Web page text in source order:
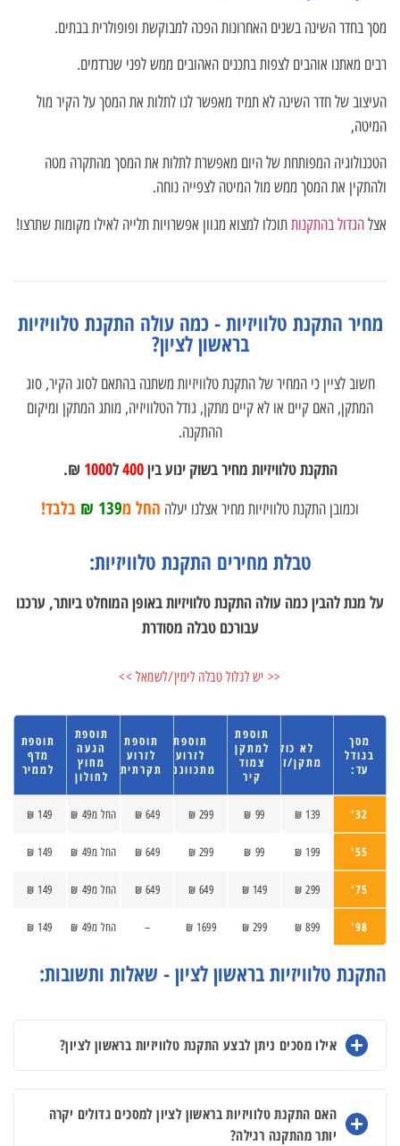
מסך בחדר השינה בשנים האחרונות הפכה למבוקשת ופופולרית בבתים.
רבים מאתנו אוהבים לצפות בתכנים האהובים ממש לפני שנרדמים.
העיצוב של חדר השינה לא תמיד מאפשר לנו לתלות את המסך על הקיר מול
המיטה,
הטכנולוגיה המפותחת של היום מאפשרת לתלות את המסך מהתקרה מטה
ולהתקין את המסך ממש מול המיטה לצפייה נוחה.
אצלהגדול בהתקנותתוכלו למצוא מגוון אפשרויות תלייה לאילו מקומות שתרצו!
מחיר התקנת טלוויזיות - כמה עולה התקנת טלוויזיות
בראשון לציון?
חשוב לציין כי המחיר של התקנת טלוויזיות משתנה בהתאם לסוג הקיר, סוג
המתקן, האם קיים או לא קיים מתקן, גודל הטלוויזיה, מותג המתקן ומיקום
ההתקנה.
התקנת טלוויזיות מחיר בשוק ינוע בין400ל1000
₪.
וכמובן התקנת טלוויזיות מחיר אצלנו יעלה החל מ139 ₪ בלבד!
טבלת מחירים התקנת טלוויזיות:
על מנת להבין כמה עולה התקנת טלוויזיות באופן המוחלט ביותר, ערכנו
עבורכם טבלה מסודרת
<< יש לגלול טבלה לימין/לשמאל >>
מסך
בגודל
עד:
לא כולל
מתקן/זרוע
תוספת
למתקן
צמוד
קיר
תוספת
לזרוע
מתכווננת
תוספת
לזרוע
תקרתית
תוספת
הגעה
מחוץ
לחולון
תוספת
מדף
לממיר
32'
139 ₪
99 ₪
299 ₪
649 ₪ החל מ49 ₪ 149 ₪
55'
199 ₪
99 ₪
299 ₪
649 ₪ החל מ49 ₪ 149 ₪
75'
299 ₪
149 ₪
649 ₪
649 ₪ החל מ49 ₪ 149 ₪
98'
899 ₪
299 ₪
1699 ₪
– החל מ49 ₪ 149 ₪
התקנת טלוויזיות בראשון לציון - שאלות ותשובות:
אילו מסכים ניתן לבצע התקנת טלוויזיות בראשון לציון?
האם התקנת טלוויזיות בראשון לציון למסכים גדולים יקרה
יותר מהתקנה רגילה?